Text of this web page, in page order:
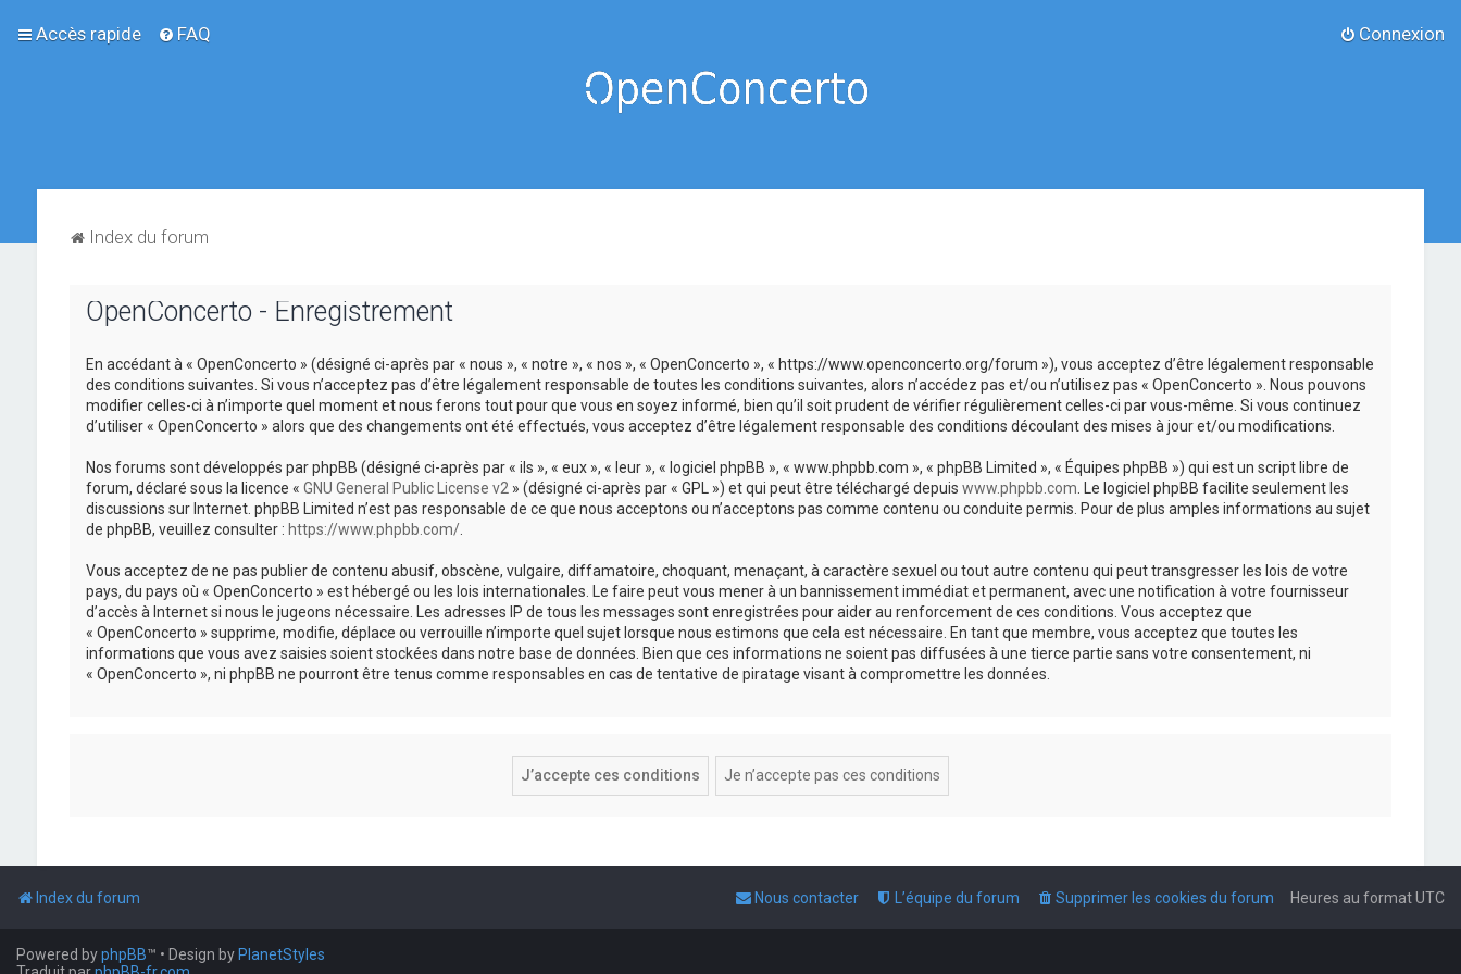
Accès rapide FAQ Connexion
Index du forum
OpenConcerto - Enregistrement
En accédant à « OpenConcerto » (désigné ci-après par « nous », « notre », « nos », « OpenConcerto », « https://www.openconcerto.org/forum »), vous acceptez d’être légalement responsable
des conditions suivantes. Si vous n’acceptez pas d’être légalement responsable de toutes les conditions suivantes, alors n’accédez pas et/ou n’utilisez pas « OpenConcerto ». Nous pouvons
modifier celles-ci à n’importe quel moment et nous ferons tout pour que vous en soyez informé, bien qu’il soit prudent de vérifier régulièrement celles-ci par vous-même. Si vous continuez
d’utiliser « OpenConcerto » alors que des changements ont été effectués, vous acceptez d’être légalement responsable des conditions découlant des mises à jour et/ou modifications.
Nos forums sont développés par phpBB (désigné ci-après par « ils », « eux », « leur », « logiciel phpBB », « www.phpbb.com », « phpBB Limited », « Équipes phpBB ») qui est un script libre de
forum, déclaré sous la licence « GNU General Public License v2 » (désigné ci-après par « GPL ») et qui peut être téléchargé depuis www.phpbb.com . Le logiciel phpBB facilite seulement les
discussions sur Internet. phpBB Limited n’est pas responsable de ce que nous acceptons ou n’acceptons pas comme contenu ou conduite permis. Pour de plus amples informations au sujet
de phpBB, veuillez consulter : https://www.phpbb.com/.
Vous acceptez de ne pas publier de contenu abusif, obscène, vulgaire, diffamatoire, choquant, menaçant, à caractère sexuel ou tout autre contenu qui peut transgresser les lois de votre
pays, du pays où « OpenConcerto » est hébergé ou les lois internationales. Le faire peut vous mener à un bannissement immédiat et permanent, avec une notification à votre fournisseur
d’accès à Internet si nous le jugeons nécessaire. Les adresses IP de tous les messages sont enregistrées pour aider au renforcement de ces conditions. Vous acceptez que
« OpenConcerto » supprime, modifie, déplace ou verrouille n’importe quel sujet lorsque nous estimons que cela est nécessaire. En tant que membre, vous acceptez que toutes les
informations que vous avez saisies soient stockées dans notre base de données. Bien que ces informations ne soient pas diffusées à une tierce partie sans votre consentement, ni
« OpenConcerto », ni phpBB ne pourront être tenus comme responsables en cas de tentative de piratage visant à compromettre les données.
Index du forum Heures au formatUTC
Supprimer les cookies du forum
L’équipe du forum
Nous contacter
Powered byphpBB™ • Design by PlanetStyles